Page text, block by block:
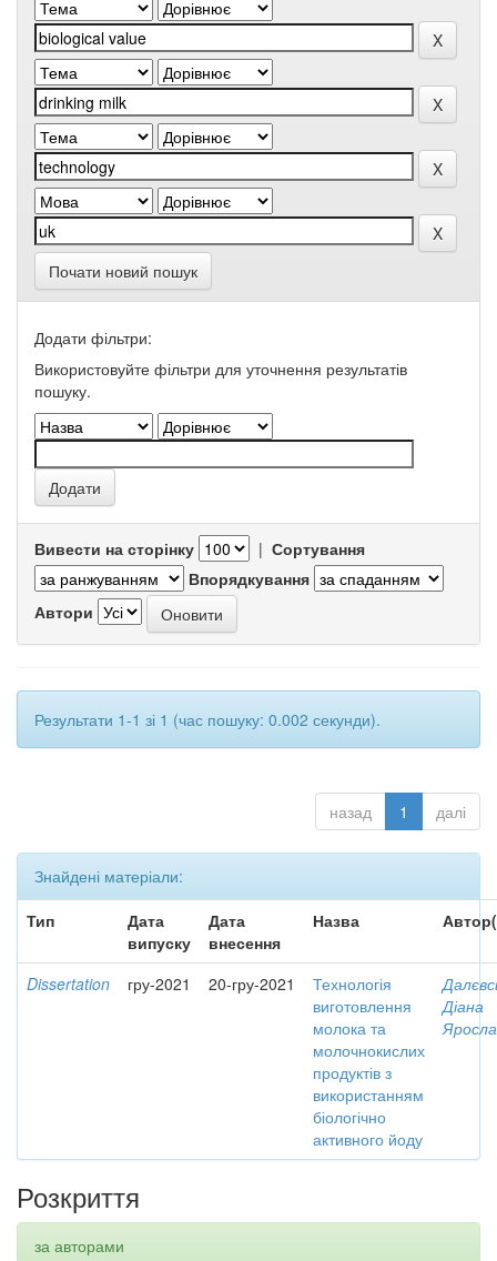
Почати новий пошук
Додати фільтри:
Використовуйте фільтри для уточнення результатів
пошуку.
Вивести на сторінку | Сортування
Впорядкування
Автори
Результати 1-1 зі 1 (час пошуку: 0.002 секунди).
назад 1 далі
Знайдені матеріали:
Тип
Дата
випуску
Дата
внесення
Назва
Dissertation гру-2021 20-гру-2021
Технологія
виготовлення
молока та
молочнокислих
продуктів з
використанням
біологічно
активного йоду
Діана
Розкриття
за авторами